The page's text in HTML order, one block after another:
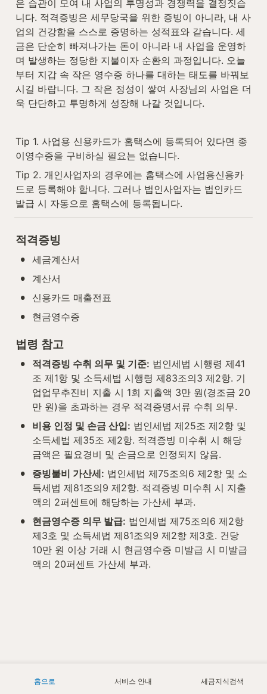
은 습관이 모여 내 사업의 투명성과 경쟁력을 결정짓습
니다. 적격증빙은 세무당국을 위한 증빙이 아니라, 내 사
업의 건강함을 스스로 증명하는 성적표와 같습니다. 세
금은 단순히 빠져나가는 돈이 아니라 내 사업을 운영하
며 발생하는 정당한 지불이자 순환의 과정입니다. 오늘
부터 지갑 속 작은 영수증 하나를 대하는 태도를 바꿔보
시길 바랍니다. 그 작은 정성이 쌓여 사장님의 사업은 더
욱 단단하고 투명하게 성장해 나갈 것입니다.
Tip 1. 사업용 신용카드가 홈택스에 등록되어 있다면 종
이영수증을 구비하실 필요는 없습니다.
Tip 2. 개인사업자의 경우에는 홈택스에 사업용신용카
드로 등록해야 합니다. 그러나 법인사업자는 법인카드
발급 시 자동으로 홈택스에 등록됩니다.
적격증빙
• 세금계산서
• 계산서
• 신용카드 매출전표
• 현금영수증
법령 참고
• 적격증빙 수취 의무 및 기준: 법인세법 시행령 제41
조 제1항 및 소득세법 시행령 제83조의3 제2항. 기
업업무추진비 지출 시 1회 지출액 3만 원(경조금 20
만 원)을 초과하는 경우 적격증명서류 수취 의무.
• 비용 인정 및 손금 산입: 법인세법 제25조 제2항 및
소득세법 제35조 제2항. 적격증빙 미수취 시 해당
금액은 필요경비 및 손금으로 인정되지 않음.
• 증빙불비 가산세: 법인세법 제75조의6 제2항 및 소
득세법 제81조의9 제2항. 적격증빙 미수취 시 지출
액의 2퍼센트에 해당하는 가산세 부과.
• 현금영수증 의무 발급: 법인세법 제75조의6 제2항
제3호 및 소득세법 제81조의9 제2항 제3호. 건당
10만 원 이상 거래 시 현금영수증 미발급 시 미발급
액의 20퍼센트 가산세 부과.
홈으로 서비스 안내 세금지식검색